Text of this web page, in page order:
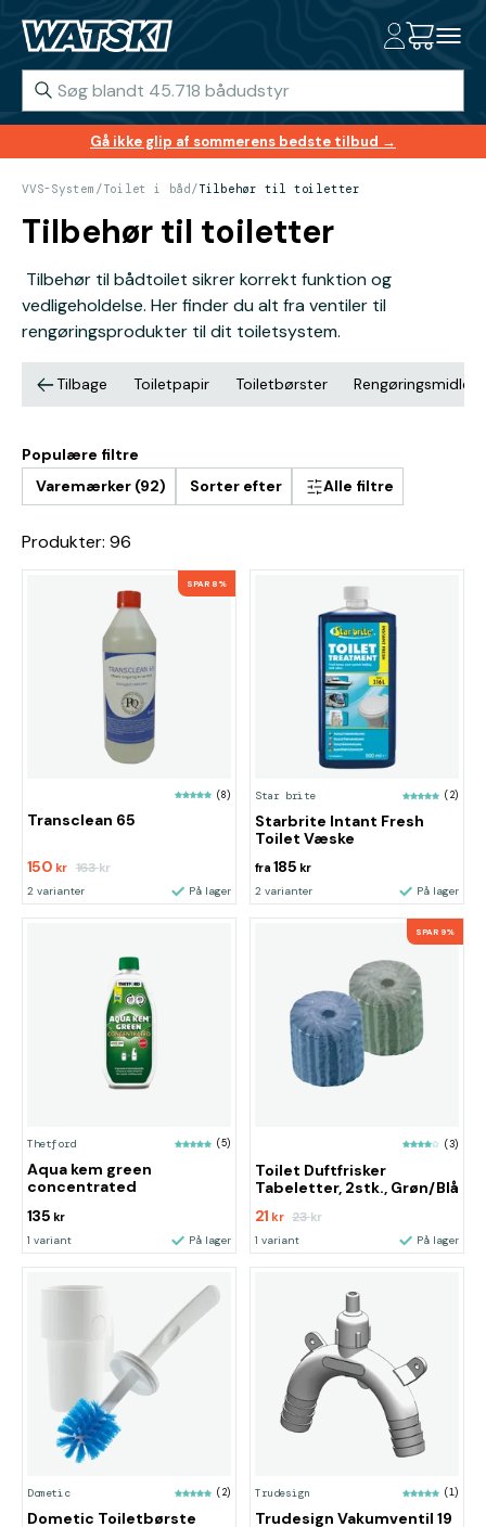
Gå ikke glip af sommerens bedste tilbud →
VVS-System /Toilet i båd /Tilbehør til toiletter
Tilbehør til toiletter
Tilbehør til bådtoilet sikrer korrekt funktion og
vedligeholdelse. Her finder du alt fra ventiler til
rengøringsprodukter til dit toiletsystem.
Tilbage Toiletpapir Toiletbørster Rengøringsmidler
Populære filtre
Varemærker (92)
Sorter efter Alle filtre
Produkter: 96
SPAR 8%
(8)
Transclean 65
150 kr 163kr
2 varianter På lager
Star brite (2)
Starbrite Intant Fresh
Toilet Væske
fra 185 kr
2 varianter På lager
Thetford (5)
Aqua kem green
concentrated
135 kr
1 variant På lager
SPAR 9%
(3)
Toilet Duftfrisker
Tabeletter, 2stk., Grøn/Blå
21 kr 23kr
1 variant På lager
Dometic (2)
Dometic Toiletbørste
Trudesign (1)
Trudesign Vakumventil 19